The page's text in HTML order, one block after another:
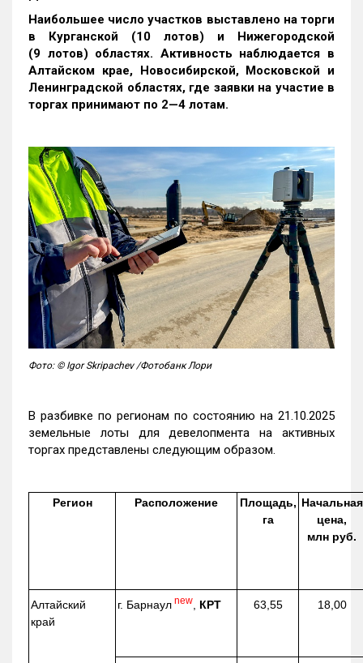
Наибольшее число участков выставлено на торги
в Курганской (10 лотов) и Нижегородской
(9 лотов) областях. Активность наблюдается в
Алтайском крае, Новосибирской, Московской и
Ленинградской областях, где заявки на участие в
торгах принимают по 2—4 лотам.
Фото: © Igor Skripachev /Фотобанк Лори
В разбивке по регионам по состоянию на 21.10.2025
земельные лоты для девелопмента на активных
торгах представлены следующим образом.
Регион Расположение
Площадь,
га
Начальная
цена,
млн руб.
Алтайский
край
г. Барнаул new КРТ 63,55 18,00